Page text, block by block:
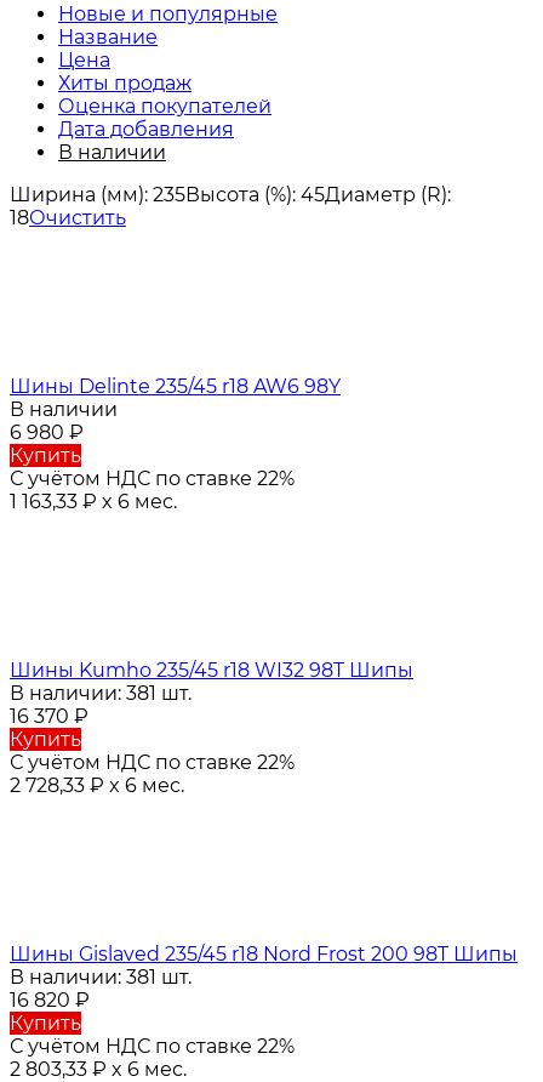
Новые и популярные
Название
Цена
Хиты продаж
Оценка покупателей
Дата добавления
В наличии
Ширина (мм): 235Высота (%): 45Диаметр (R):
18Очистить
Шины Delinte 235/45 r18 AW6 98Y
В наличии
6 980 ₽
Купить
С учётом НДС по ставке 22%
1 163,33 ₽ x 6 мес.
Шины Kumho 235/45 r18 WI32 98T Шипы
В наличии: 381 шт.
16 370 ₽
Купить
С учётом НДС по ставке 22%
2 728,33 ₽ x 6 мес.
Шины Gislaved 235/45 r18 Nord Frost 200 98T Шипы
В наличии: 381 шт.
16 820 ₽
Купить
С учётом НДС по ставке 22%
2 803,33 ₽ x 6 мес.